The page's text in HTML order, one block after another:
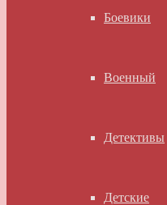
Боевики
Военный
Детективы
Детские